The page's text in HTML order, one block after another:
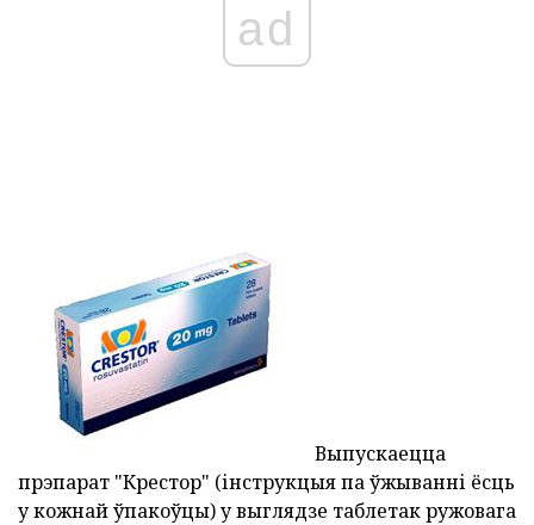
ad
Выпускаецца
прэпарат "Крестор" (інструкцыя па ўжыванні ёсць
у кожнай ўпакоўцы) у выглядзе таблетак ружовага